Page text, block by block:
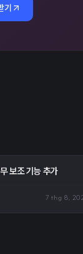
기
보조 기능 추가
7 thg 8,